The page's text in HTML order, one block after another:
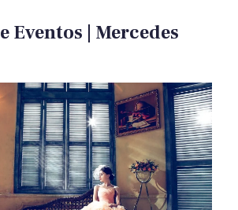
Eventos | Mercedes